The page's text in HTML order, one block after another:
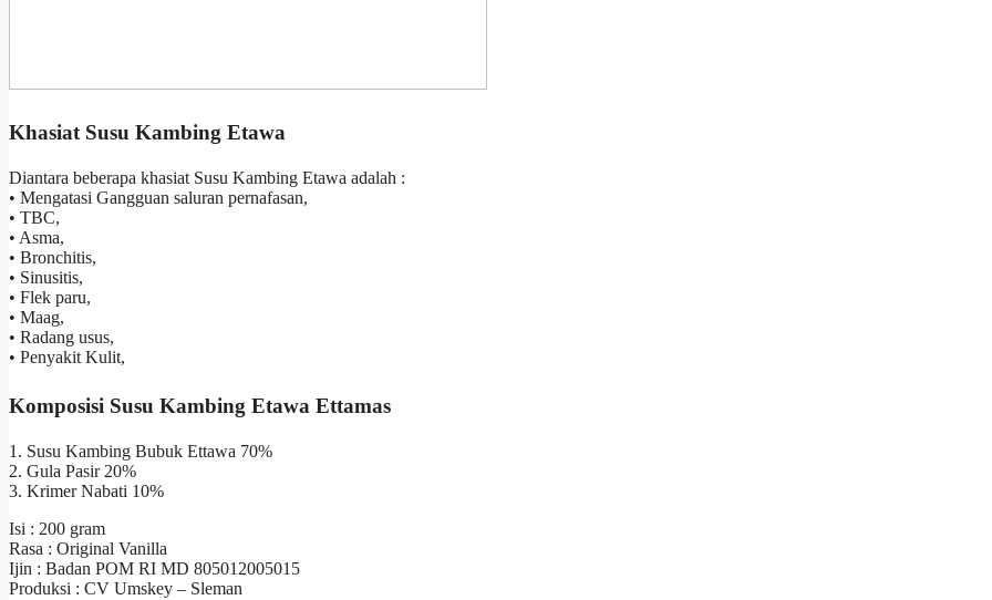
Khasiat Susu Kambing Etawa
Diantara beberapa khasiat Susu Kambing Etawa adalah :
• Mengatasi Gangguan saluran pernafasan,
• TBC,
• Asma,
• Bronchitis,
• Sinusitis,
• Flek paru,
• Maag,
• Radang usus,
• Penyakit Kulit,
Komposisi Susu Kambing Etawa Ettamas
1. Susu Kambing Bubuk Ettawa 70%
2. Gula Pasir 20%
3. Krimer Nabati 10%
Isi : 200 gram
Rasa : Original Vanilla
Ijin : Badan POM RI MD 805012005015
Produksi : CV Umskey – Sleman